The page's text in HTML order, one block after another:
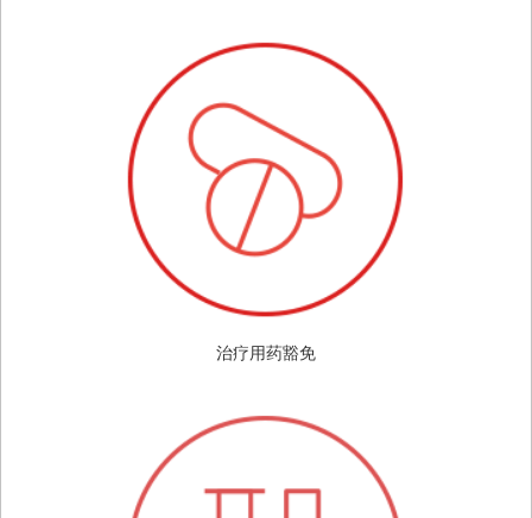
治疗用药豁免